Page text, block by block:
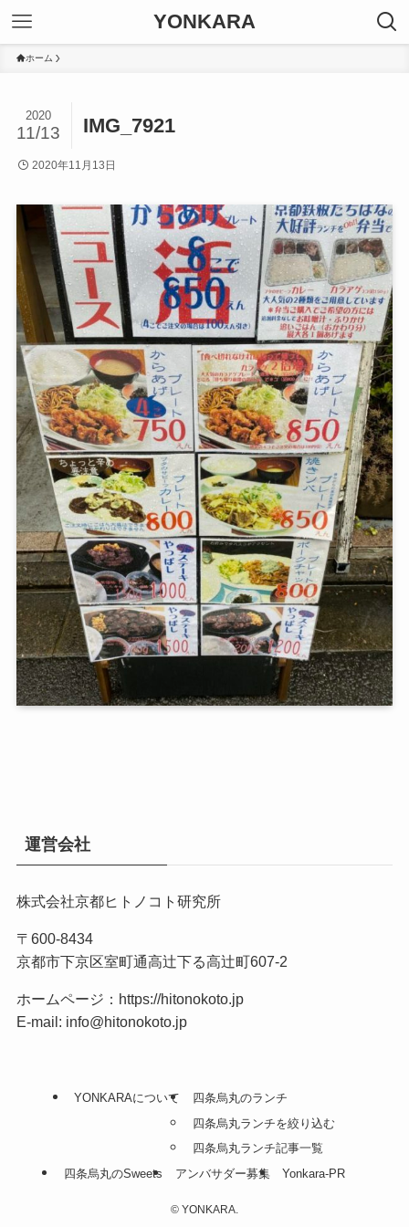
YONKARA
ホーム
IMG_7921
2020
11/13
2020年11月13日
運営会社
株式会社京都ヒトノコト研究所
〒600-8434
京都市下京区室町通高辻下る高辻町607-2
ホームページ： https://hitonokoto.jp
E-mail: info@hitonokoto.jp
YONKARAについて
四条烏丸のランチ
四条烏丸ランチを絞り込む
四条烏丸ランチ記事一覧
四条烏丸のSweets
アンバサダー募集 Yonkara-PR
© YONKARA.